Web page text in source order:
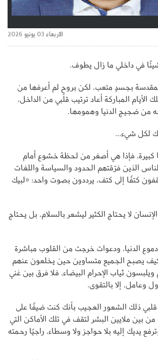
الاربعاء 03 يونيو 2026
في داخلي ما زال يطوف.
بجسدٍ متعب، لكن بروحٍ لم أعرفها من
الأيام المباركة أعاد ترتيب قلبي من الداخل،
من ضجيج الدنيا وهمومها.
لكل شيء...
كبيرة، فإذا هي أصغر من لحظة خشوع أمام
الذين فرّقتهم الحدود والسياسة واللغات
يقفون كتفًا إلى كتف، يرددون بصوت واحد: «لبيك
لا يحتاج الكثير ليشعر بالسلام، بل يحتاج
الدنيا، ودعوات خرجت من القلوب مباشرة
كيف يصبح الجميع متساوين حين يخلعون عنهم
ثياب الإحرام البيضاء، فلا فرق بين غني
وعامل، إلا بالتقوى.
ذلك الشعور العجيب بأنك كنت ضيفًا على
من بين ملايين البشر لتقف في تلك الأماكن التي
يديك إليه بلا حواجز ولا وسطاء، راجيًا رحمته